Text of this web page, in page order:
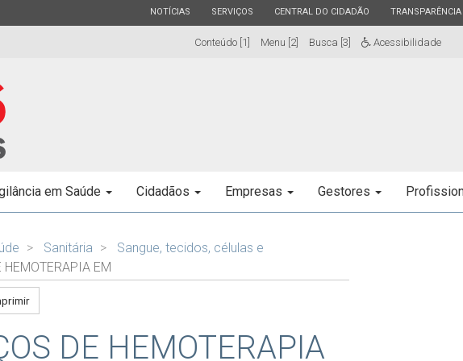
ESTADO
NOTÍCIAS ESTADO
SERVIÇOS ESTADO
CENTRAL DO CIDADÃO ESTADO
TRANSPARÊNCIA
Conteúdo [1] Menu [2] Busca [3] Acessibilidade
em Saúde Cidadãos Empresas Gestores
Sanitária
Sangue, tecidos, células e
HEMOTERAPIA EM
DE HEMOTERAPIA